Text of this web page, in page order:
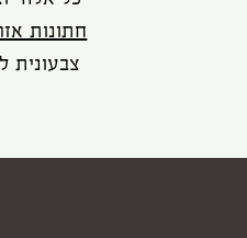
חתונות
צבעונית